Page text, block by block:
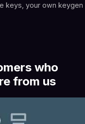
keys, your own keygen
who
from us